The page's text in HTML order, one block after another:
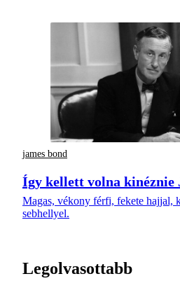
james bond
Így kellett volna kinéznie
Magas, vékony férfi, fekete hajjal,
sebhellyel.
Legolvasottabb